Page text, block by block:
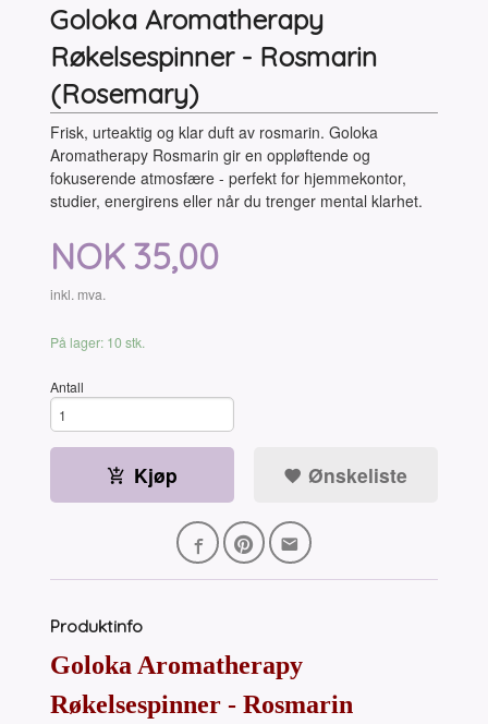
Goloka Aromatherapy
Røkelsespinner - Rosmarin
(Rosemary)
Frisk, urteaktig og klar duft av rosmarin. Goloka
Aromatherapy Rosmarin gir en oppløftende og
fokuserende atmosfære - perfekt for hjemmekontor,
studier, energirens eller når du trenger mental klarhet.
Pris
NOK 35,00
inkl. mva.
På lager: 10 stk.
Antall
Kjøp Ønskeliste
Produktinfo
Goloka Aromatherapy
Røkelsespinner - Rosmarin